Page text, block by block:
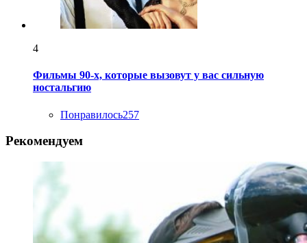
4
Фильмы 90-х, которые вызовут у вас сильную
ностальгию
Понравилось257
Рекомендуем